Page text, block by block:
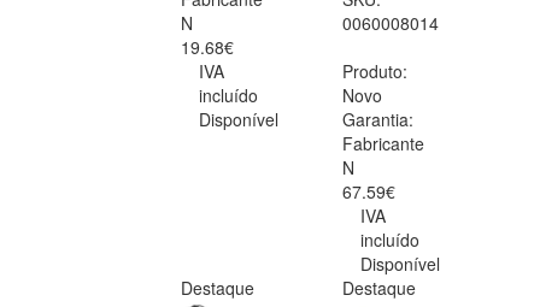
N
19.68€
IVA
incluído
Disponível
0060008014
Produto:
Novo
Garantia:
Fabricante
N
67.59€
IVA
incluído
Disponível
Destaque
Destaque